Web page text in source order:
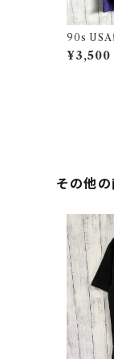
90s USA
レタード
¥3,500
その他